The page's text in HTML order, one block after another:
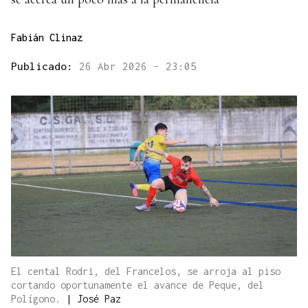
Fabián Clinaz
Publicado: 26 Abr 2026 - 23:05
El cental Rodri, del Francelos, se arroja al piso
cortando oportunamente el avance de Peque, del
Polígono.
| José Paz